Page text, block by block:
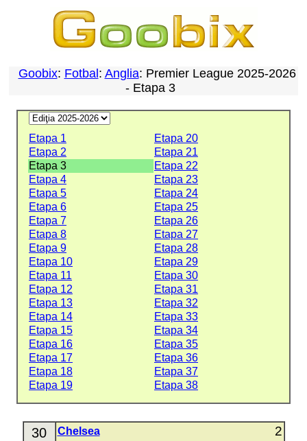
Goobix: Fotbal : Anglia: Premier League 2025-2026
- Etapa 3
Etapa 1
Etapa 20
Etapa 2
Etapa 21
Etapa 3
Etapa 22
Etapa 4
Etapa 23
Etapa 5
Etapa 24
Etapa 6
Etapa 25
Etapa 7
Etapa 26
Etapa 8
Etapa 27
Etapa 9
Etapa 28
Etapa 10
Etapa 29
Etapa 11
Etapa 30
Etapa 12
Etapa 31
Etapa 13
Etapa 32
Etapa 14
Etapa 33
Etapa 15
Etapa 34
Etapa 16
Etapa 35
Etapa 17
Etapa 36
Etapa 18
Etapa 37
Etapa 19
Etapa 38
30 Chelsea 2